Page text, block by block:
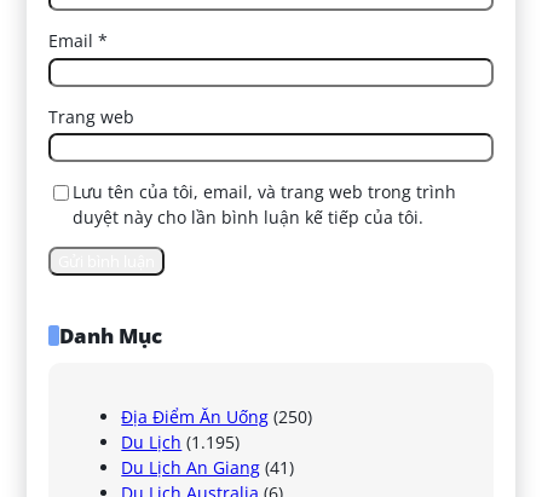
Email*
Trang web
Lưu tên của tôi, email, và trang web trong trình
duyệt này cho lần bình luận kế tiếp của tôi.
Danh Mục
Địa Điểm Ăn Uống (250)
Du Lịch (1.195)
Du Lịch An Giang (41)